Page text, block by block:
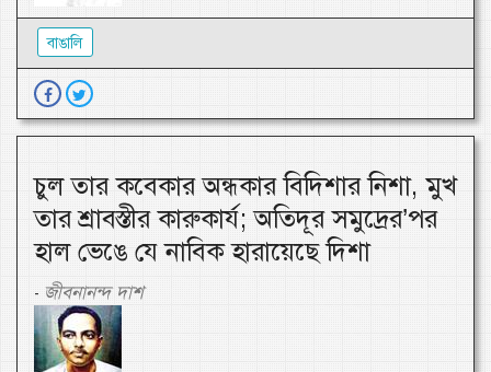
বাঙালি
চুল তার কবেকার অন্ধকার বিদিশার নিশা, মুখ
তার শ্রাবস্তীর কারুকার্য; অতিদূর সমুদ্রের’পর
হাল ভেঙে যে নাবিক হারায়েছে দিশা
- জীবনানন্দ দাশ